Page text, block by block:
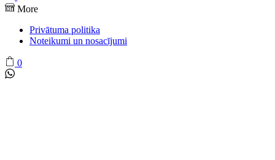
More
Privātuma politika
Noteikumi un nosacījumi
0